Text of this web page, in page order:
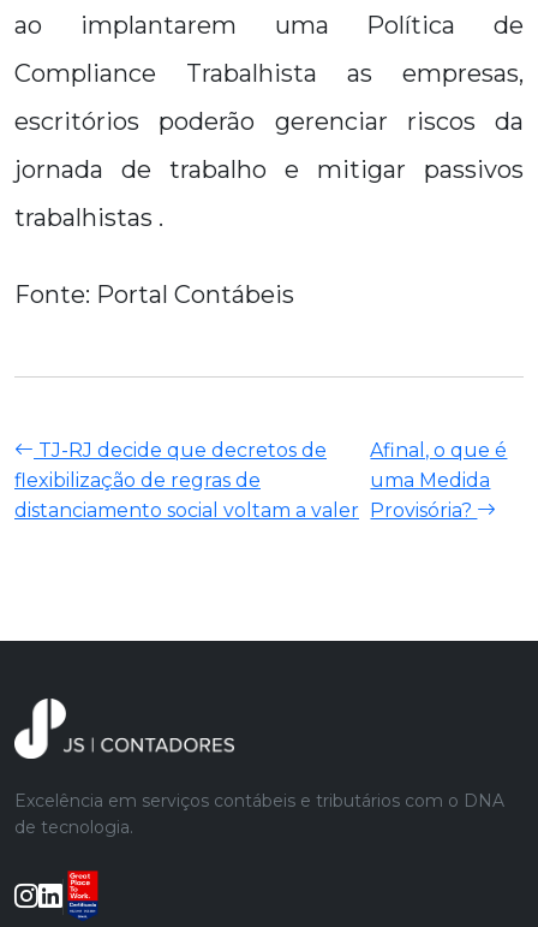
ao implantarem uma Política de
Compliance Trabalhista as empresas,
escritórios poderão gerenciar riscos da
jornada de trabalho e mitigar passivos
trabalhistas .
Fonte: Portal Contábeis
TJ-RJ decide que decretos de
flexibilização de regras de
distanciamento social voltam a valer
Afinal, o que é
uma Medida
Provisória?
Excelência em serviços contábeis e tributários com o DNA
de tecnologia.